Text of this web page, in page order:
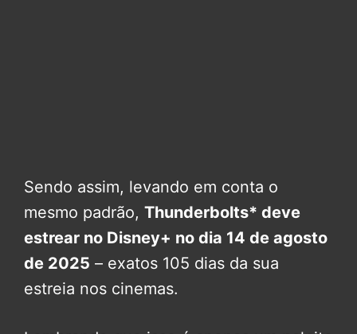
Sendo assim, levando em conta o
mesmo padrão, Thunderbolts* deve
estrear no Disney+ no dia 14 de agosto
de 2025 – exatos 105 dias da sua
estreia nos cinemas.